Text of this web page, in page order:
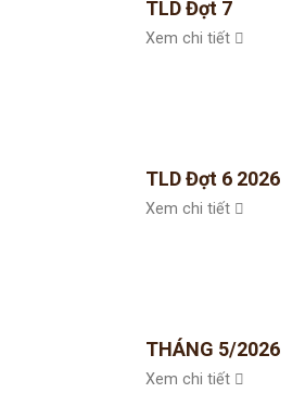
TLD Đợt 7
Xem chi tiết
TLD Đợt 6 2026
Xem chi tiết
THÁNG 5/2026
Xem chi tiết